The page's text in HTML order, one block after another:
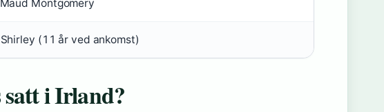
Montgomery
(11 år ved ankomst)
i Irland?